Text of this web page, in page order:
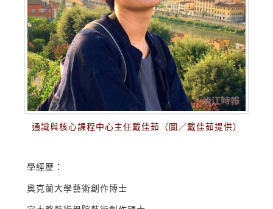
通識與核心課程中心主任戴佳茹（圖／戴佳茹提供）
學經歷：
奧克蘭大學藝術創作博士